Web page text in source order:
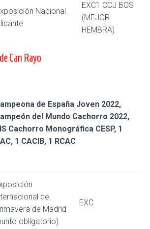
Nacional
EXC1 CCJ BOS
(MEJOR
HEMBRA)
Can Rayo
de España Joven 2022,
del Mundo Cachorro 2022,
Cachorro Monográfica CESP, 1
1 CACIB, 1 RCAC
de
de Madrid
obligatorio)
EXC